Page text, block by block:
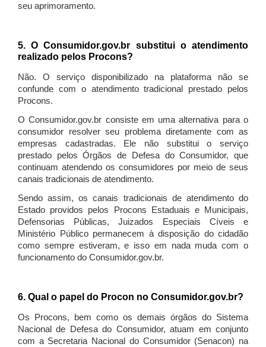
seu aprimoramento.
5. O Consumidor.gov.br substitui o atendimento
realizado pelos Procons?
Não. O serviço disponibilizado na plataforma não se
confunde com o atendimento tradicional prestado pelos
Procons.
O Consumidor.gov.br consiste em uma alternativa para o
consumidor resolver seu problema diretamente com as
empresas cadastradas. Ele não substitui o serviço
prestado pelos Órgãos de Defesa do Consumidor, que
continuam atendendo os consumidores por meio de seus
canais tradicionais de atendimento.
Sendo assim, os canais tradicionais de atendimento do
Estado providos pelos Procons Estaduais e Municipais,
Defensorias Públicas, Juizados Especiais Cíveis e
Ministério Público permanecem à disposição do cidadão
como sempre estiveram, e isso em nada muda com o
funcionamento do Consumidor.gov.br.
6. Qual o papel do Procon no Consumidor.gov.br?
Os Procons, bem como os demais órgãos do Sistema
Nacional de Defesa do Consumidor, atuam em conjunto
com a Secretaria Nacional do Consumidor (Senacon) na